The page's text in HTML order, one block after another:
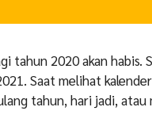
tahun 2020 akan
Saat melihat
tahun, hari jadi,